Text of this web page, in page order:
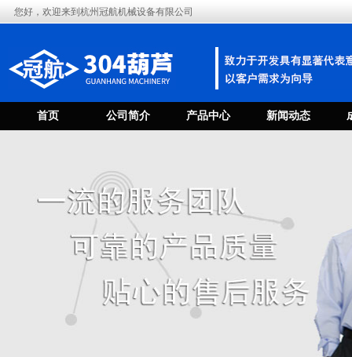
您好，欢迎来到杭州冠航机械设备有限公司
首页 公司简介 产品中心 新闻动态